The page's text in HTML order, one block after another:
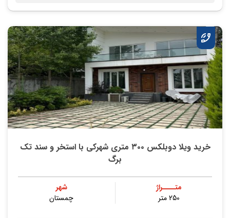
خريد ویلا دوبلکس ۳۰۰ متری شهركي با استخر و سند تك
برگ
متــــراژ
250 متر
شهر
چمستان